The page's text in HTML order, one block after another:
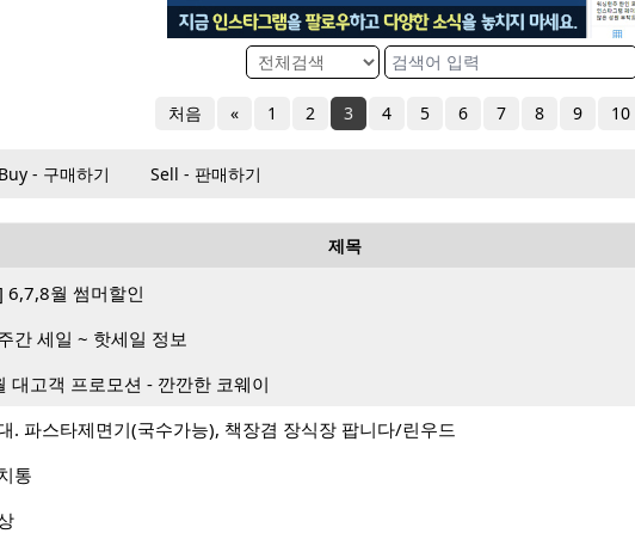
처음 « 1 2 3 4 5 6 7 8 9 10
Buy - 구매하기 Sell - 판매하기
제목
6,7,8월 썸머할인
간 세일 ~ 핫세일 정보
대고객 프로모션 - 깐깐한 코웨이
. 파스타제면기(국수가능), 책장겸 장식장 팝니다/린우드
통